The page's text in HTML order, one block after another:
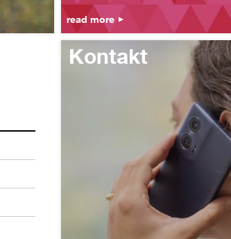
read more
Kontakt